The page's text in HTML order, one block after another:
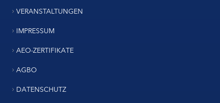
VERANSTALTUNGEN
IMPRESSUM
AEO-ZERTIFIKATE
AGBO
DATENSCHUTZ